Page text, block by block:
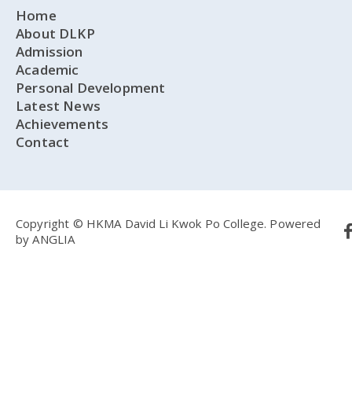
Home
About DLKP
Admission
Academic
Personal Development
Latest News
Achievements
Contact
Copyright © HKMA David Li Kwok Po College. Powered
byANGLIA